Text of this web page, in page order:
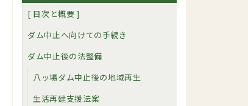
[ 目次と概要 ]
ダム中止へ向けての手続き
ダム中止後の法整備
八ッ場ダム中止後の地域再生
生活再建支援法案